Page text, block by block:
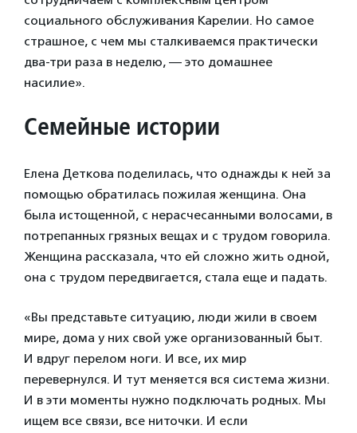
социального обслуживания Карелии. Но самое
страшное, с чем мы сталкиваемся практически
два-три раза в неделю, — это домашнее
насилие».
Семейные истории
Елена Деткова поделилась, что однажды к ней за
помощью обратилась пожилая женщина. Она
была истощенной, с нерасчесанными волосами, в
потрепанных грязных вещах и с трудом говорила.
Женщина рассказала, что ей сложно жить одной,
она с трудом передвигается, стала еще и падать.
«Вы представьте ситуацию, люди жили в своем
мире, дома у них свой уже организованный быт.
И вдруг перелом ноги. И все, их мир
перевернулся. И тут меняется вся система жизни.
И в эти моменты нужно подключать родных. Мы
ищем все связи, все ниточки. И если